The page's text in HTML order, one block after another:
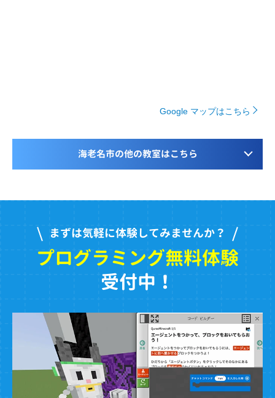
Google マップはこちら
海老名市の他の教室はこちら
まずは気軽に体験してみませんか？
プログラミング無料体験
受付中！